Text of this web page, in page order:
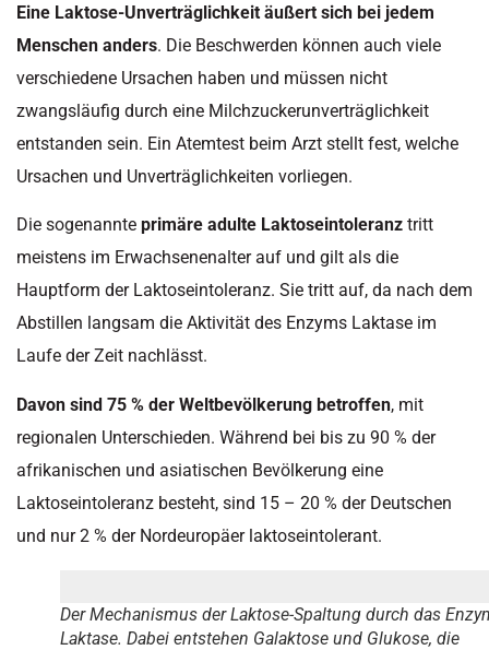
Eine Laktose-Unverträglichkeit äußert sich bei jedem
Menschen anders. Die Beschwerden können auch viele
verschiedene Ursachen haben und müssen nicht
zwangsläufig durch eine Milchzuckerunverträglichkeit
entstanden sein. Ein Atemtest beim Arzt stellt fest, welche
Ursachen und Unverträglichkeiten vorliegen.
Die sogenannte primäre adulte Laktoseintoleranz tritt
meistens im Erwachsenenalter auf und gilt als die
Hauptform der Laktoseintoleranz. Sie tritt auf, da nach dem
Abstillen langsam die Aktivität des Enzyms Laktase im
Laufe der Zeit nachlässt.
Davon sind 75 % der Weltbevölkerung betroffen, mit
regionalen Unterschieden. Während bei bis zu 90 % der
afrikanischen und asiatischen Bevölkerung eine
Laktoseintoleranz besteht, sind 15 – 20 % der Deutschen
und nur 2 % der Nordeuropäer laktoseintolerant.
Der Mechanismus der Laktose-Spaltung durch das
Laktase. Dabei entstehen Galaktose und Glukose, die